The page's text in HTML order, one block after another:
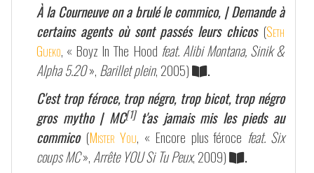
À la Courneuve on a brulé le commico, | Demande à
certains agents où sont passés leurs chicos (Seth
Gueko, « Boyz In The Hood feat. Alibi Montana, Sinik &
Alpha 5.20», Barillet plein, 2005)
.
C'est trop féroce, trop négro, trop bicot, trop négro
gros mytho | MC[1]t'as jamais mis les pieds au
commico (Mister You, « Encore plus féroce feat. Six
coups MC», Arrête YOU Si Tu Peux, 2009)
.